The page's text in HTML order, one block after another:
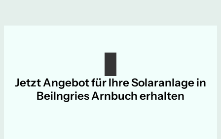
Jetzt Angebot für Ihre Solaranlage in
Beilngries Arnbuch erhalten